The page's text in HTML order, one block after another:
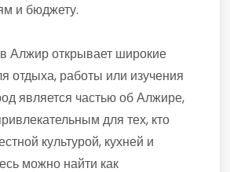
и бюджету.
Алжир открывает широкие
отдыха, работы или изучения
является частью об Алжире,
для тех, кто
культурой, кухней и
можно найти как